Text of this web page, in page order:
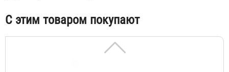
С этим товаром покупают